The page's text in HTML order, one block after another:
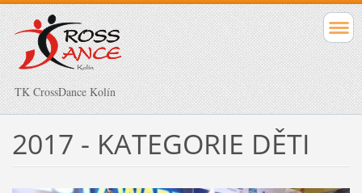
TK CrossDance Kolín
2017 - KATEGORIE DĚTI